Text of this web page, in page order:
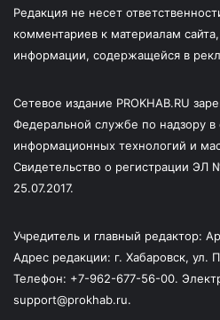
Редакция не несет
комментариев к материалам
информации, содержащейся в
Сетевое издание PROKHAB.RU
Федеральной службе по надзору в
информационных технологий и
Свидетельство о регистрации ЭЛ
25.07.2017.
Учредитель и главный редактор:
Адрес редакции: г. Хабаровск, ул.
Телефон: +7-962-677-56-00.
support@prokhab.ru.